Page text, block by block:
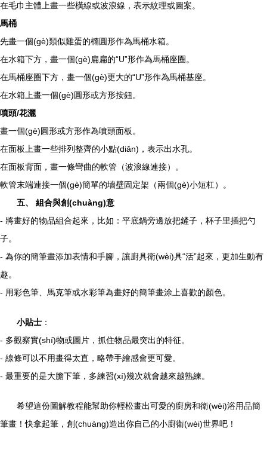
在毛巾主體上畫一些橫線或波浪線，表示紋理或圖案。
馬桶
先畫一個(gè)類似雞蛋的橢圓形作為馬桶水箱。
在水箱下方，畫一個(gè)扁扁的“U”形作為馬桶座圈。
在馬桶座圈下方，畫一個(gè)更大的“U”形作為馬桶基座。
在水箱上畫一個(gè)圓形或方形按鈕。
噴頭/花灑
畫一個(gè)圓形或方形作為噴頭面板。
在面板上畫一些排列整齊的小點(diǎn)，表示出水孔。
在面板背面，畫一條彎曲的軟管（波浪線連接）。
軟管末端連接一個(gè)簡單的墻壁固定架（兩個(gè)小短杠）。
五、 組合與創(chuàng)意
- 將畫好的物品組合起來，比如：平底鍋旁邊放把鏟子，杯子里插把勺
子。
- 為你的簡筆畫添加表情和手腳，讓廚具衛(wèi)具“活”起來，更加生動有
趣。
- 用彩色筆、馬克筆或水彩筆為畫好的簡筆畫涂上喜歡的顏色。
小貼士 ：
- 多觀察實(shí)物或圖片，抓住物品最突出的特征。
- 線條可以不用畫得太直，略帶手繪感會更可愛。
- 最重要的是大膽下筆，多練習(xí)幾次就會越來越熟練。
希望這份圖解教程能幫助你輕松畫出可愛的廚房和衛(wèi)浴用品簡
筆畫！快拿起筆，創(chuàng)造出你自己的小廚衛(wèi)世界吧！